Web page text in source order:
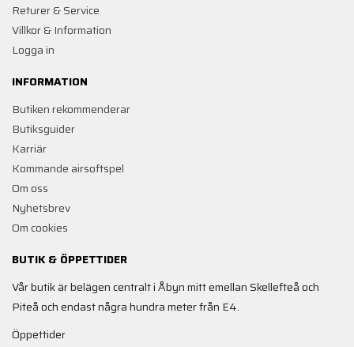
Returer & Service
Villkor & Information
Logga in
INFORMATION
Butiken rekommenderar
Butiksguider
Karriär
Kommande airsoftspel
Om oss
Nyhetsbrev
Om cookies
BUTIK & ÖPPETTIDER
Vår butik är belägen centralt i Åbyn mitt emellan Skellefteå och
Piteå och endast några hundra meter från E4.
Öppettider